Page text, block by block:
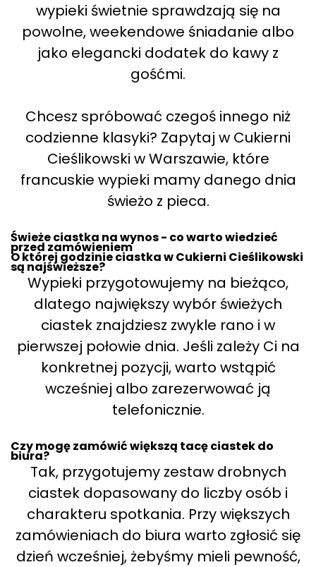
wypieki świetnie sprawdzają się na
powolne, weekendowe śniadanie albo
jako elegancki dodatek do kawy z
gośćmi.
Chcesz spróbować czegoś innego niż
codzienne klasyki? Zapytaj w Cukierni
Cieślikowski w Warszawie, które
francuskie wypieki mamy danego dnia
świeżo z pieca.
Świeże ciastka na wynos - co warto wiedzieć
przed zamówieniem
O której godzinie ciastka w Cukierni Cieślikowski
są najświeższe?
Wypieki przygotowujemy na bieżąco,
dlatego największy wybór świeżych
ciastek znajdziesz zwykle rano i w
pierwszej połowie dnia. Jeśli zależy Ci na
konkretnej pozycji, warto wstąpić
wcześniej albo zarezerwować ją
telefonicznie.
Czy mogę zamówić większą tacę ciastek do
biura?
Tak, przygotujemy zestaw drobnych
ciastek dopasowany do liczby osób i
charakteru spotkania. Przy większych
zamówieniach do biura warto zgłosić się
dzień wcześniej, żebyśmy mieli pewność,